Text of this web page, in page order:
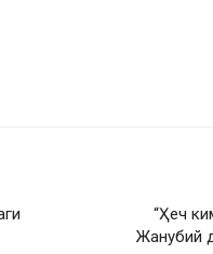
“Ҳеч
Жанубий